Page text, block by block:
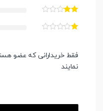
فقط خریدارانی که عضو
نمایند